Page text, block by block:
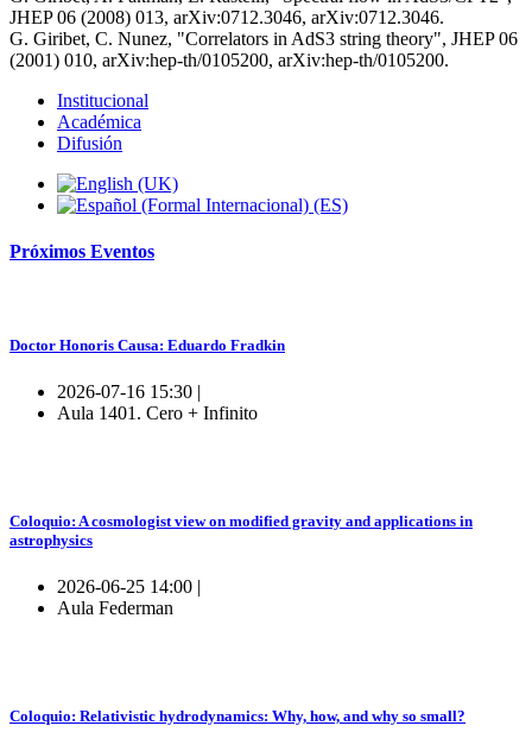
JHEP 06 (2008) 013, arXiv:0712.3046, arXiv:0712.3046.
G. Giribet, C. Nunez, "Correlators in AdS3 string theory", JHEP 06
(2001) 010, arXiv:hep-th/0105200, arXiv:hep-th/0105200.
Institucional
Académica
Difusión
Próximos Eventos
Doctor Honoris Causa: Eduardo Fradkin
2026-07-16 15:30 |
Aula 1401. Cero + Infinito
Coloquio: A cosmologist view on modified gravity and applications in
astrophysics
2026-06-25 14:00 |
Aula Federman
Coloquio: Relativistic hydrodynamics: Why, how, and why so small?